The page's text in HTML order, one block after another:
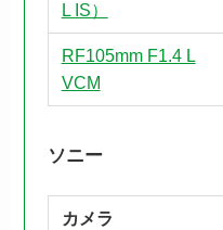
L IS）
RF105mm F1.4 L
VCM
ソニー
カメラ